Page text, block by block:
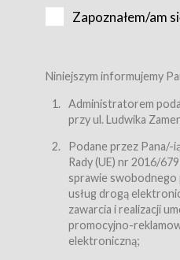
Karnety – wybrane
Bilety – wybrane
przewidziane przez
filmowych,
Sklep – sklep
Regulamin –
§ 2
Postanowienia ogólne
Regulamin określa
świadczenia
zasady
Zapoznałem/am
Niniejszym informujemy
Administratorem
przy ul. Ludwika
Podane przez Pana/-
Rady (UE) nr 2016/
sprawie swobodnego
usług drogą
zawarcia i realizacji
promocyjno-
elektroniczną;